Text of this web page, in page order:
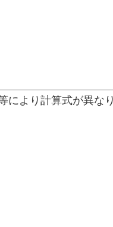
により計算式が異な